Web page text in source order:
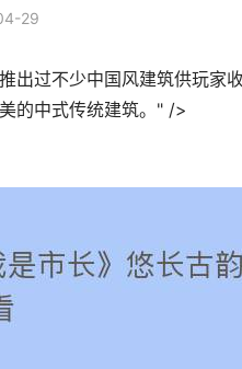
29
出过不少中国风建筑供玩家
的中式传统建筑。" />